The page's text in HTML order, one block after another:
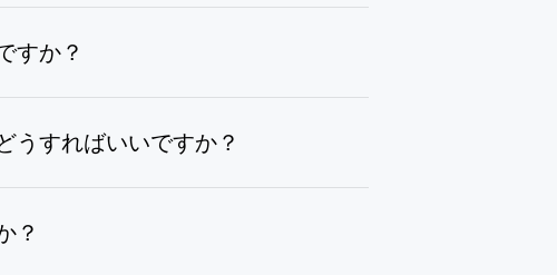
すか？
うすればいいですか？
？